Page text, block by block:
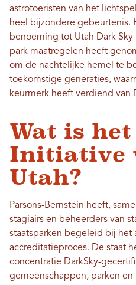
astrotoeristen van het
heel bijzondere gebeurtenis.
benoeming tot Utah Dark
park maatregelen heeft
om de nachtelijke hemel te
toekomstige generaties,
keurmerk heeft verdiend van
Wat is
Initiative
Utah?
Parsons-Bernstein heeft,
stagiairs en beheerders van
staatsparken begeleid bij het
accreditatieproces. De staat
concentratie DarkSky-
gemeenschappen, parken